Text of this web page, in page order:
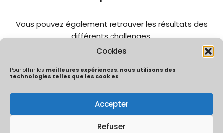
Cookies
Pour offrir les meilleures expériences, nous utilisons des
technologies telles que les cookies.
Accepter
Refuser
Vous pouvez également retrouver les résultats des
différents challenges.
Politique de confidentialité
Politique de cookies (UE)